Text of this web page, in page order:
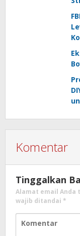
Komentar
Tinggalkan
Alamat email
wajib ditandai *